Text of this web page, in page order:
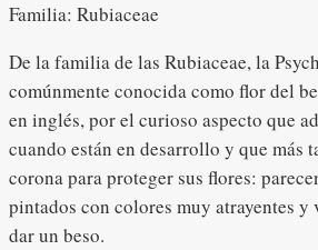
Familia: Rubiaceae
De la familia de las Rubiaceae, la
comúnmente conocida como flor del
en inglés, por el curioso aspecto que
cuando están en desarrollo y que más
corona para proteger sus flores:
pintados con colores muy atrayentes y
dar un beso.